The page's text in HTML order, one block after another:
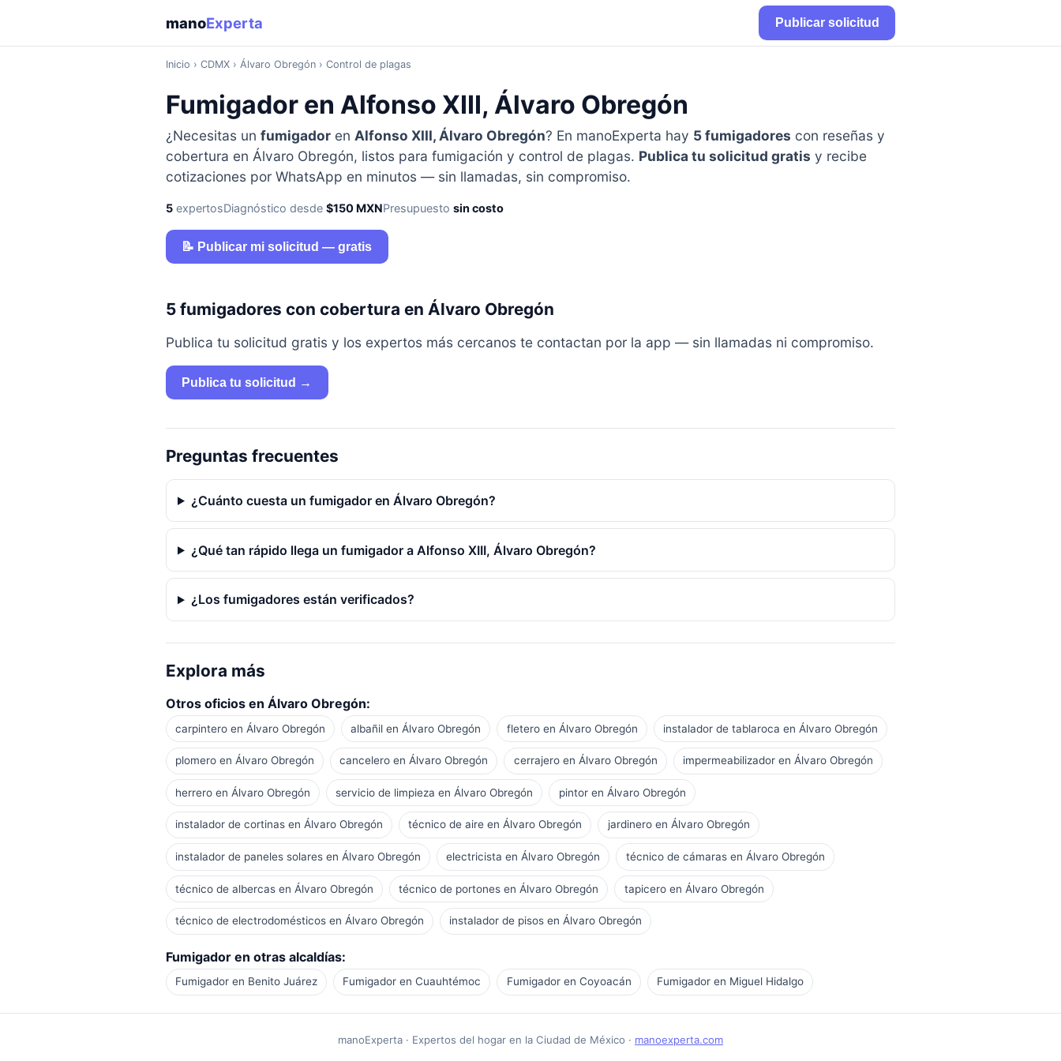
manoExperta Publicar solicitud
Inicio › CDMX› Álvaro Obregón › Control de plagas
Fumigador en Alfonso XIII, Álvaro Obregón
¿Necesitas un fumigadoren Alfonso XIII, Álvaro Obregón? En manoExperta hay 5 fumigadores con reseñas y
cobertura en Álvaro Obregón, listos para fumigación y control de plagas. Publica tu solicitud gratis y recibe
cotizaciones por WhatsApp en minutos — sin llamadas, sin compromiso.
5expertosDiagnóstico desde $150 MXNPresupuesto sin costo
📝 Publicar mi solicitud — gratis
5 fumigadores con cobertura en Álvaro Obregón
Publica tu solicitud gratis y los expertos más cercanos te contactan por la app — sin llamadas ni compromiso.
Publica tu solicitud →
Preguntas frecuentes
¿Cuánto cuesta un fumigador en Álvaro Obregón?
¿Qué tan rápido llega un fumigador a Alfonso XIII, Álvaro Obregón?
¿Los fumigadores están verificados?
Explora más
Otros oficios en Álvaro Obregón:
carpintero en Álvaro Obregón albañil en Álvaro Obregón fletero en Álvaro Obregón instalador de tablaroca en Álvaro Obregón
plomero en Álvaro Obregón cancelero en Álvaro Obregón cerrajero en Álvaro Obregón impermeabilizador en Álvaro Obregón
herrero en Álvaro Obregón servicio de limpieza en Álvaro Obregón pintor en Álvaro Obregón
instalador de cortinas en Álvaro Obregón técnico de aire en Álvaro Obregón jardinero en Álvaro Obregón
instalador de paneles solares en Álvaro Obregón electricista en Álvaro Obregón técnico de cámaras en Álvaro Obregón
técnico de albercas en Álvaro Obregón técnico de portones en Álvaro Obregón tapicero en Álvaro Obregón
técnico de electrodomésticos en Álvaro Obregón instalador de pisos en Álvaro Obregón
Fumigador en otras alcaldías:
Fumigador en Benito Juárez Fumigador en Cuauhtémoc Fumigador en Coyoacán Fumigador en Miguel Hidalgo
manoExperta · Expertos del hogar en la Ciudad de México · manoexperta.com